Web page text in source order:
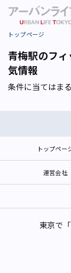
トップページ
青梅駅のフ
気情報
条件に当てはま
トップペー
運営会社
東京で